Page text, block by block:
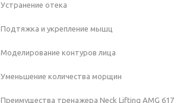
Устранение отека
Подтяжка и укрепление мышц
Моделирование контуров лица
Уменьшение количества морщин
Преимущества тренажера Neck Lifting AMG 617